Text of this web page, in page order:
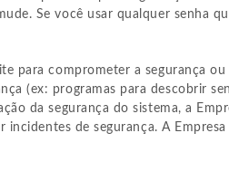
Se você usar qualquer senha
para comprometer a segurança
(ex: programas para descobrir
da segurança do sistema, a
de segurança. A